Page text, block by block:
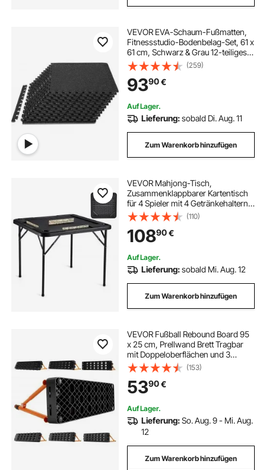
VEVOR EVA-Schaum-Fußmatten,
Fitnessstudio-Bodenbelag-Set, 61 x
61 cm, Schwarz & Grau 12-teiliges
Rutschfeste Ineinandergreifende
Puzzle-Fliesen-Schutzboden Set für
den Haushalt, Training, Garage
(259)
9390€
Auf Lager.
Lieferung:sobald Di. Aug. 11
Zum Warenkorb hinzufügen
VEVOR Mahjong-Tisch,
Zusammenklappbarer Kartentisch
für 4 Spieler mit 4 Getränkehaltern &
4 Chip-Fächern, Tragbarer
Domino-Spieltisch mit 1 Satz
Dominosteine ​​für Mahjong Poke
Puzzles
(110)
10890€
Auf Lager.
Lieferung:sobald Mi. Aug. 12
Zum Warenkorb hinzufügen
VEVOR Fußball Rebound Board 95
x 25 cm, Prellwand Brett Tragbar
mit Doppeloberflächen und 3
Verstellbaren Winkeln,
Fußballprellwand aus PP,
Balltrainingsgerät für Pass- und
Reaktionsübungen
(153)
5390€
Auf Lager.
Lieferung:So. Aug. 9 - Mi. Aug.
12
Zum Warenkorb hinzufügen